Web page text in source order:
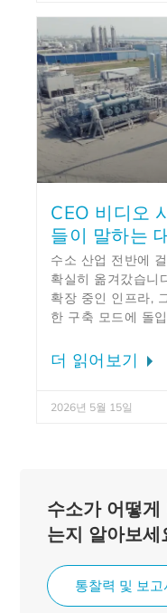
CEO 비디오
들이 말하는
수소 산업 전반에
확실히 옮겨갔습니
확장 중인 인프라,
한 구축 모드에 돌
더 읽어보기
2026년 5월 15일
수소가 어떻
는지 알아보세
통찰력 및 보고